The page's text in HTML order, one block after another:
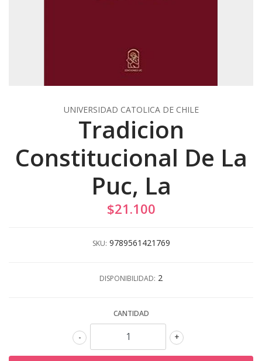
UNIVERSIDAD CATOLICA DE CHILE
Tradicion
Constitucional De La
Puc, La
$21.100
SKU: 9789561421769
DISPONIBILIDAD: 2
CANTIDAD
+
-